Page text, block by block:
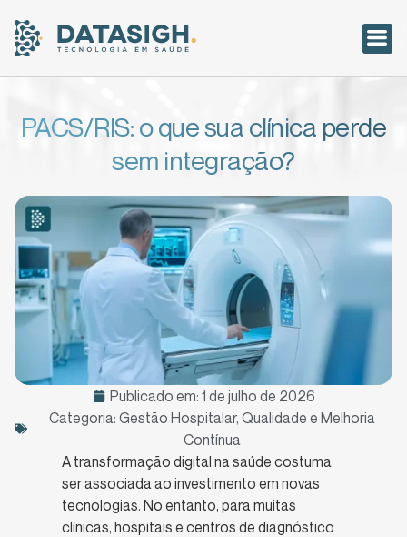
PACS/RIS: o que sua clínica perde
sem integração?
Publicado em: 1 de julho de 2026
Categoria: Gestão Hospitalar, Qualidade e Melhoria
Contínua
A transformação digital na saúde costuma
ser associada ao investimento em novas
tecnologias. No entanto, para muitas
clínicas, hospitais e centros de diagnóstico